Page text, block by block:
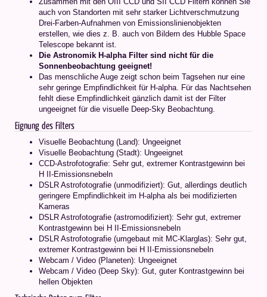
auch von Standorten mit sehr starker Lichtverschmutzung
Drei-Farben-Aufnahmen von Emissionslinienobjekten
erstellen, wie dies z. B. auch von Bildern des Hubble Space
Telescope bekannt ist.
Die Astronomik H-alpha Filter sind nicht für die
Sonnenbeobachtung geeignet!
Das menschliche Auge zeigt schon beim Tagsehen nur eine
sehr geringe Empfindlichkeit für H-alpha. Für das Nachtsehen
fehlt diese Empfindlichkeit gänzlich damit ist der Filter
ungeeignet für die visuelle Deep-Sky Beobachtung.
Eignung des Filters
Visuelle Beobachtung (Land): Ungeeignet
Visuelle Beobachtung (Stadt): Ungeeignet
CCD-Astrofotografie: Sehr gut, extremer Kontrastgewinn bei
H II-Emissionsnebeln
DSLR Astrofotografie (unmodifiziert): Gut, allerdings deutlich
geringere Empfindlichkeit im H-alpha als bei modifizierten
Kameras
DSLR Astrofotografie (astromodifiziert): Sehr gut, extremer
Kontrastgewinn bei H II-Emissionsnebeln
DSLR Astrofotografie (umgebaut mit MC-Klarglas): Sehr gut,
extremer Kontrastgewinn bei H II-Emissionsnebeln
Webcam / Video (Planeten): Ungeeignet
Webcam / Video (Deep Sky): Gut, guter Kontrastgewinn bei
hellen Objekten